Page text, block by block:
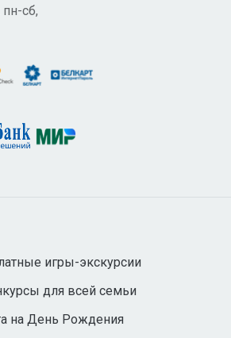
сб,
игры-экскурсии
для всей семьи
на День Рождения